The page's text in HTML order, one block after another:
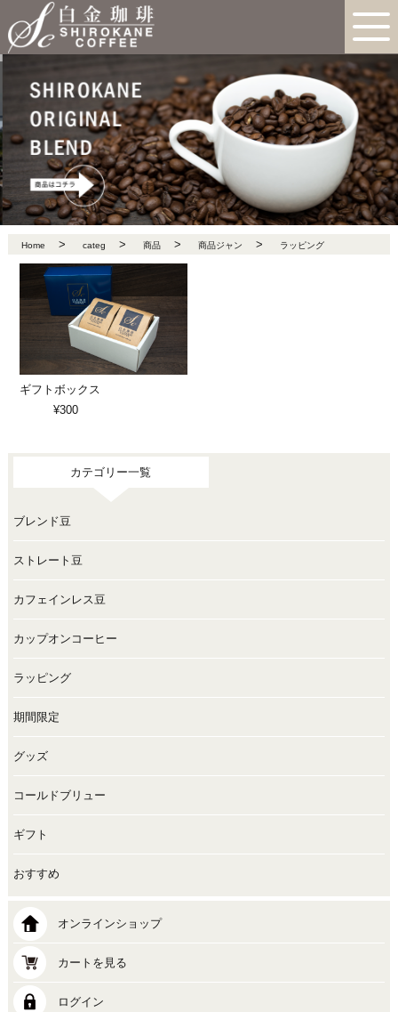
Home > categ > 商品 > 商品ジャン > ラッピング
ギフトボックス
¥300
カテゴリー一覧
ブレンド豆
ストレート豆
カフェインレス豆
カップオンコーヒー
ラッピング
期間限定
グッズ
コールドブリュー
ギフト
おすすめ
オンラインショップ
カートを見る
ログイン